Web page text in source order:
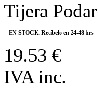
Tijera
EN STOCK. Recíbelo en 24-48 hrs
19.53 €
IVA inc.